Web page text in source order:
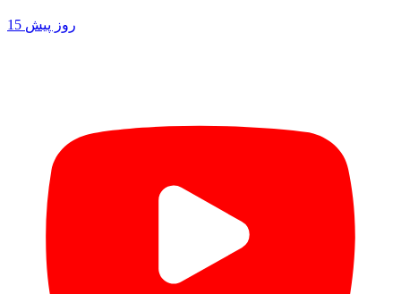
15 روز پیش